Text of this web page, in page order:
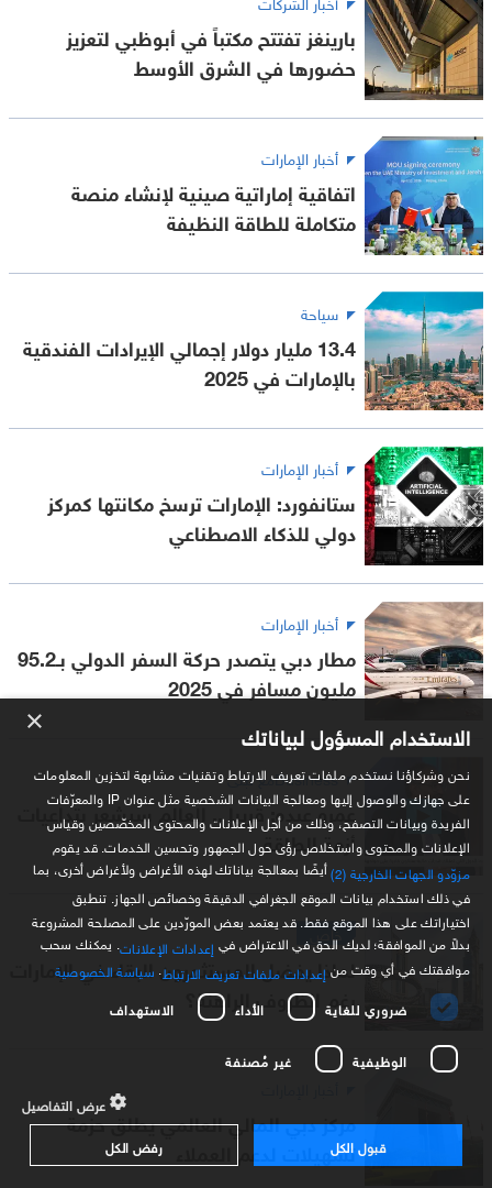
بارينغز تفتتح مكتباً في أبوظبي لتعزيز
حضورها في الشرق الأوسط
أخبار الإمارات
اتفاقية إماراتية صينية لإنشاء منصة
متكاملة للطاقة النظيفة
سياحة
13.4 مليار دولار إجمالي الإيرادات الفندقية
بالإمارات في 2025
أخبار الإمارات
ستانفورد: الإمارات ترسخ مكانتها كمركز
دولي للذكاء الاصطناعي
أخبار الإمارات
مطار دبي يتصدر حركة السفر الدولي بـ95.2
مليون مسافر في 2025
Businessمع لبنى
عمرو عبده: قريبا .. العالم سيشعر بتداعيات
أزمة الطاقة
خاص
لماذا يفضل المستثمرون البقاء في الإمارات
رغم الظروف الراهنة؟
مركز دبي المالي العالمي يطلق حزمة
تسهيلات لدعم العملاء
× الاستخدام المسؤول لبياناتك
نحن وشركاؤنا نستخدم ملفات تعريف الارتباط وتقنيات مشابهة لتخزين المعلومات
على جهازك والوصول إليها ومعالجة البيانات الشخصية مثل عنوان IP والمعرّفات
الفريدة وبيانات التصفح، وذلك من أجل الإعلانات والمحتوى المخصّصين وقياس
الإعلانات والمحتوى واستخلاص رؤى حول الجمهور وتحسين الخدمات. قد يقوم
مزوّدو الجهات الخارجية (2)
أيضًا بمعالجة بياناتك لهذه الأغراض ولأغراض أخرى، بما
في ذلك استخدام بيانات الموقع الجغرافي الدقيقة وخصائص الجهاز. تنطبق
اختياراتك على هذا الموقع فقط. قد يعتمد بعض المورّدين على المصلحة المشروعة
بدلاً من الموافقة؛ لديك الحق في الاعتراض في إعدادات الإعلانات . يمكنك سحب
موافقتك في أي وقت من إعدادات ملفات تعريف الارتباط سياسة الخصوصية
ضروري للغاية
الأداء الاستهداف
الوظيفية غير مُصنفة
عرض التفاصيل
قبول الكل
رفض الكل